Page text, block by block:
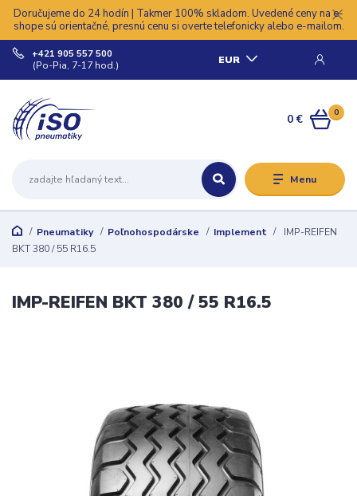
Doručujeme do 24 hodín | Takmer 100% skladom. Uvedené ceny na e-
shope sú orientačné, presnú cenu si overte telefonicky alebo e-mailom.
Menu
EUR
+421 905 557 500
(Po-Pia, 7-17 hod.)
0
0 €
Pneumatiky Poľnohospodárske Implement
IMP-REIFEN
BKT 380 / 55 R16.5
IMP-REIFEN BKT 380 / 55 R16.5